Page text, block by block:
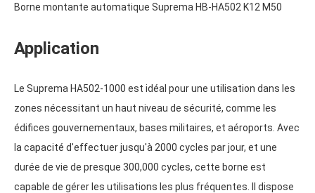
Borne montante automatique Suprema HB-HA502 K12 M50
Application
Le Suprema HA502-1000 est idéal pour une utilisation dans les
zones nécessitant un haut niveau de sécurité, comme les
édifices gouvernementaux, bases militaires, et aéroports. Avec
la capacité d'effectuer jusqu'à 2000 cycles par jour, et une
durée de vie de presque 300,000 cycles, cette borne est
capable de gérer les utilisations les plus fréquentes. Il dispose